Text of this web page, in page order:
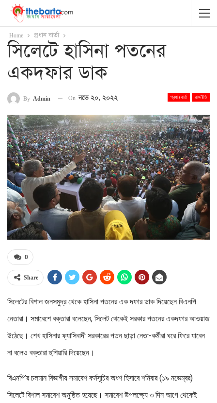
Home প্রধান বার্তা
সিলেটে হাসিনা পতনের
একদফার ডাক
প্রধান বার্তা রাজনীতি
By Admin On নভে ২০, ২০২২
0
Share
সিলেটের বিশাল জনসমুদ্র থেকে হাসিনা পতনের এক দফার ডাক দিয়েছেন বিএনপি
নেতারা। সমাবেশে বক্তারা বলেছেন, সিলেট থেকেই সরকার পতনের একদফার আওয়াজ
উঠেছে। শেখ হাসিনার ফ্যাসিবাদী সরকারের পতন ছাড়া নেতা-কর্মীরা ঘরে ফিরে যাবেন
না বলেও বক্তারা হুশিয়ারি দিয়েছেন।
বিএনপি’র চলমান বিভাগীয় সমাবেশ কর্মসূচির অংশ হিসাবে শনিবার (১৯ নভেম্বর)
সিলেটে বিশাল সমাবেশ অনুষ্ঠিত হয়েছে। সমাবেশ উপলক্ষ্যে ৩ দিন আগে থেকেই